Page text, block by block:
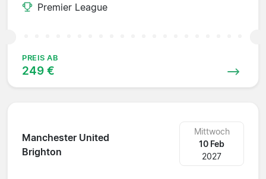
Premier League
PREIS AB
249 €
Manchester United
Brighton
Mittwoch
10 Feb
2027